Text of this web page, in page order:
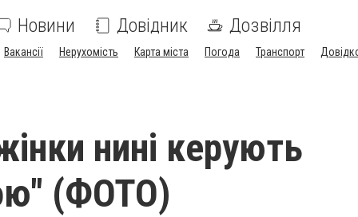
Новини Довідник Дозвілля
Вакансії Нерухомість Карта міста Погода Транспорт
нині керують
(ФОТО)